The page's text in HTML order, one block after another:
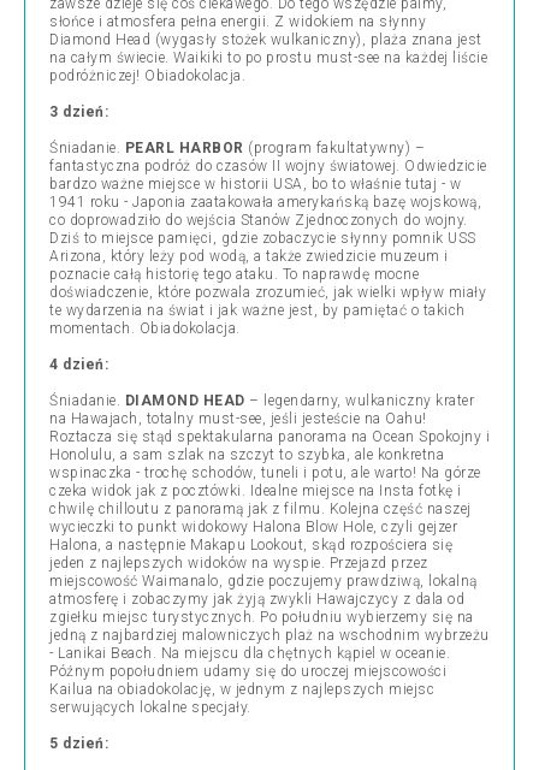
zawsze dzieje się coś ciekawego. Do tego wszędzie palmy,
słońce i atmosfera pełna energii. Z widokiem na słynny
Diamond Head (wygasły stożek wulkaniczny), plaża znana jest
na całym świecie. Waikiki to po prostu must-see na każdej liście
podróżniczej! Obiadokolacja.
3 dzień:
Śniadanie. PEARL HARBOR (program fakultatywny) –
fantastyczna podróż do czasów II wojny światowej. Odwiedzicie
bardzo ważne miejsce w historii USA, bo to właśnie tutaj - w
1941 roku - Japonia zaatakowała amerykańską bazę wojskową,
co doprowadziło do wejścia Stanów Zjednoczonych do wojny.
Dziś to miejsce pamięci, gdzie zobaczycie słynny pomnik USS
Arizona, który leży pod wodą, a także zwiedzicie muzeum i
poznacie całą historię tego ataku. To naprawdę mocne
doświadczenie, które pozwala zrozumieć, jak wielki wpływ miały
te wydarzenia na świat i jak ważne jest, by pamiętać o takich
momentach. Obiadokolacja.
4 dzień:
Śniadanie. DIAMOND HEAD –
legendarny, wulkaniczny krater
na Hawajach, totalny must-see, jeśli jesteście na Oahu!
Roztacza się stąd spektakularna panorama na Ocean Spokojny i
Honolulu, a sam szlak na szczyt to szybka, ale konkretna
wspinaczka - trochę schodów, tuneli i potu, ale warto! Na górze
czeka widok jak z pocztówki. Idealne miejsce na Insta fotkę i
chwilę chilloutu z panoramą jak z filmu. Kolejna część naszej
wycieczki to punkt widokowy Halona Blow Hole, czyli gejzer
Halona, a następnie Makapu Lookout, skąd rozpościera się
jeden z najlepszych widoków na wyspie. Przejazd przez
miejscowość Waimanalo, gdzie poczujemy prawdziwą, lokalną
atmosferę i zobaczymy jak żyją zwykli Hawajczycy z dala od
zgiełku miejsc turystycznych. Po południu wybierzemy się na
jedną z najbardziej malowniczych plaż na wschodnim wybrzeżu
- Lanikai Beach. Na miejscu dla chętnych kąpiel w oceanie.
Późnym popołudniem udamy się do uroczej miejscowości
Kailua na obiadokolację, w jednym z najlepszych miejsc
serwujących lokalne specjały.
5 dzień: